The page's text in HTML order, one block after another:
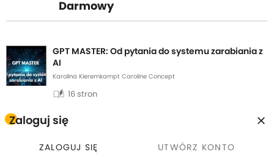
Zaloguj się
ZALOGUJ SIĘ UTWÓRZ KONTO
Darmowy
GPT MASTER: Od pytania do systemu zarabiania z
AI
Karolina Kieremkampt Caroline Concept
auto_stories 16 stron
29,00 zł
Wsparcia autora